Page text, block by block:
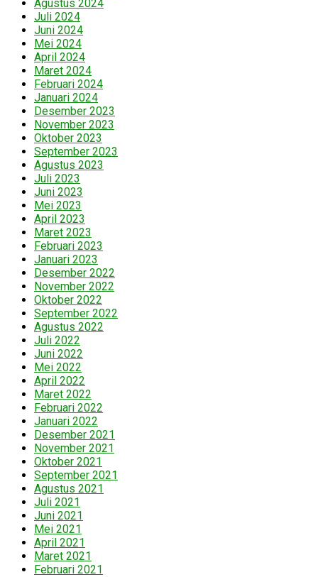
Agustus 2024
Juli 2024
Juni 2024
Mei 2024
April 2024
Maret 2024
Februari 2024
Januari 2024
Desember 2023
November 2023
Oktober 2023
September 2023
Agustus 2023
Juli 2023
Juni 2023
Mei 2023
April 2023
Maret 2023
Februari 2023
Januari 2023
Desember 2022
November 2022
Oktober 2022
September 2022
Agustus 2022
Juli 2022
Juni 2022
Mei 2022
April 2022
Maret 2022
Februari 2022
Januari 2022
Desember 2021
November 2021
Oktober 2021
September 2021
Agustus 2021
Juli 2021
Juni 2021
Mei 2021
April 2021
Maret 2021
Februari 2021